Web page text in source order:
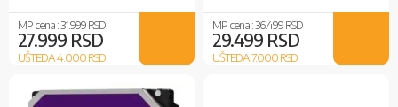
MP cena :31.999 RSD
27.999 RSD
UŠTEDA 4.000RSD
MP cena :36.499 RSD
29.499 RSD
UŠTEDA 7.000RSD